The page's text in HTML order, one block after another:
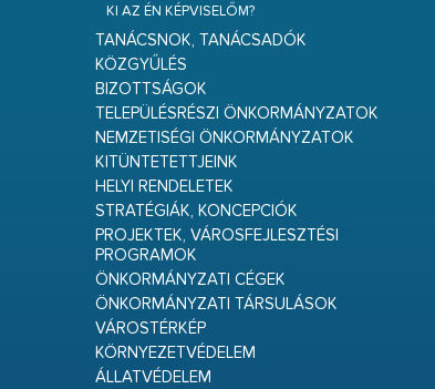
KI AZ ÉN KÉPVISELŐM?
TANÁCSNOK, TANÁCSADÓK
KÖZGYŰLÉS
BIZOTTSÁGOK
TELEPÜLÉSRÉSZI ÖNKORMÁNYZATOK
NEMZETISÉGI ÖNKORMÁNYZATOK
KITÜNTETETTJEINK
HELYI RENDELETEK
STRATÉGIÁK, KONCEPCIÓK
PROJEKTEK, VÁROSFEJLESZTÉSI
PROGRAMOK
ÖNKORMÁNYZATI CÉGEK
ÖNKORMÁNYZATI TÁRSULÁSOK
VÁROSTÉRKÉP
KÖRNYEZETVÉDELEM
ÁLLATVÉDELEM